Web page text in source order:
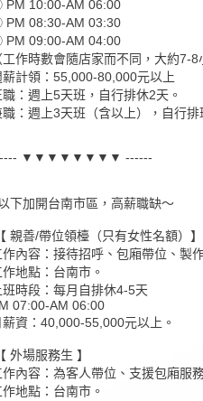
10:00-AM 06:00
08:30-AM 03:30
09:00-AM 04:00
工作時數會隨店家而不同，大約7-8
薪計領：55,000-80,000元以上
職：週上5天班，自行排休2天。
職：週上3天班（含以上），自行排
▼▼▼▼▼▼▼▼ ------
下加開台南市區，高薪職缺～
親善/帶位領檯（只有女性名額）】
作內容：接待招呼、包廂帶位、製
地點：台南市。
班時段：每月自排休4-5天
07:00-AM 06:00
薪資：40,000-55,000元以上。
外場服務生 】
作內容：為客人帶位、支援包廂服
地點：台南市。